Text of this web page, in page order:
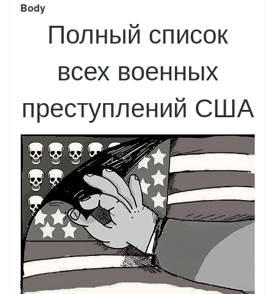
Body
Полный список
всех военных
преступлений США